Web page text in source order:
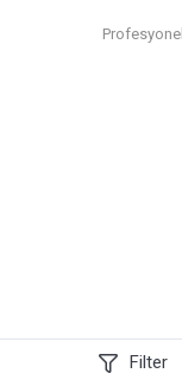
Filter
Profesyonel